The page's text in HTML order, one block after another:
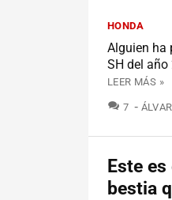
HONDA
Alguien ha
SH del año
LEER MÁS »
7
Este
bestia